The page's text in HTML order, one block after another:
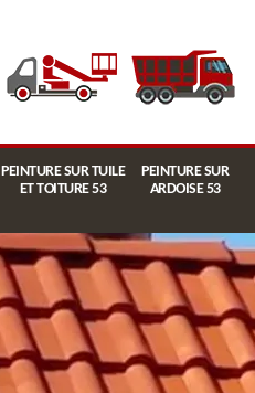
PEINTURE SUR TUILE
ET TOITURE 53
PEINTURE SUR
ARDOISE 53